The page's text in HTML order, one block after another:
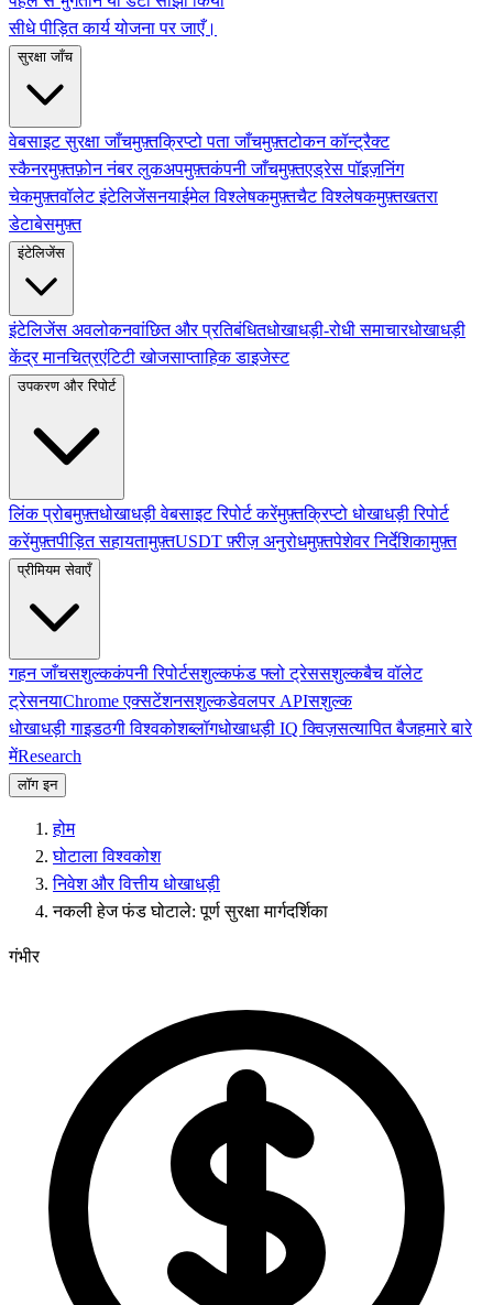
सीधे पीड़ित कार्य योजना पर जाएँ।
सुरक्षा जाँच
वेबसाइट सुरक्षा जाँचमुफ़्तक्रिप्टो पता जाँचमुफ़्तटोकन कॉन्ट्रैक्ट
स्कैनरमुफ़्तफ़ोन नंबर लुकअपमुफ़्तकंपनी जाँचमुफ़्तएड्रेस पॉइज़निंग
चेकमुफ़्तवॉलेट इंटेलिजेंसनयाईमेल विश्लेषकमुफ़्तचैट विश्लेषकमुफ़्तखतरा
डेटाबेसमुफ़्त
इंटेलिजेंस
इंटेलिजेंस अवलोकनवांछित और प्रतिबंधितधोखाधड़ी-रोधी समाचारधोखाधड़ी
केंद्र मानचित्रएंटिटी खोजसाप्ताहिक डाइजेस्ट
उपकरण और रिपोर्ट
लिंक प्रोबमुफ़्तधोखाधड़ी वेबसाइट रिपोर्ट करेंमुफ़्तक्रिप्टो धोखाधड़ी रिपोर्ट
करेंमुफ़्तपीड़ित सहायतामुफ़्तUSDT फ़्रीज़ अनुरोधमुफ़्तपेशेवर निर्देशिकामुफ़्त
प्रीमियम सेवाएँ
गहन जाँचसशुल्ककंपनी रिपोर्टसशुल्कफंड फ्लो ट्रेससशुल्कबैच वॉलेट
ट्रेसनयाChrome एक्सटेंशनसशुल्कडेवलपर APIसशुल्क
धोखाधड़ी गाइडठगी विश्वकोशब्लॉगधोखाधड़ी IQ क्विज़सत्यापित बैजहमारे बारे
मेंResearch
लॉग इन
होम
घोटाला विश्वकोश
निवेश और वित्तीय धोखाधड़ी
नकली हेज फंड घोटाले: पूर्ण सुरक्षा मार्गदर्शिका
गंभीर